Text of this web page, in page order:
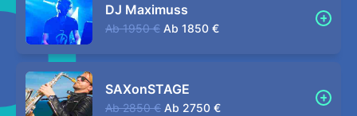
DJ Maximuss
Ab 1950 € Ab 1850 €
SAXonSTAGE
Ab 2850 € Ab 2750 €